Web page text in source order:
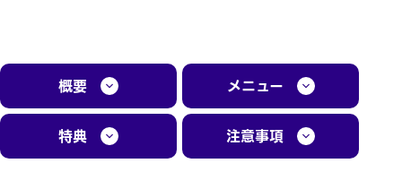
概要 メニュー
特典 注意事項